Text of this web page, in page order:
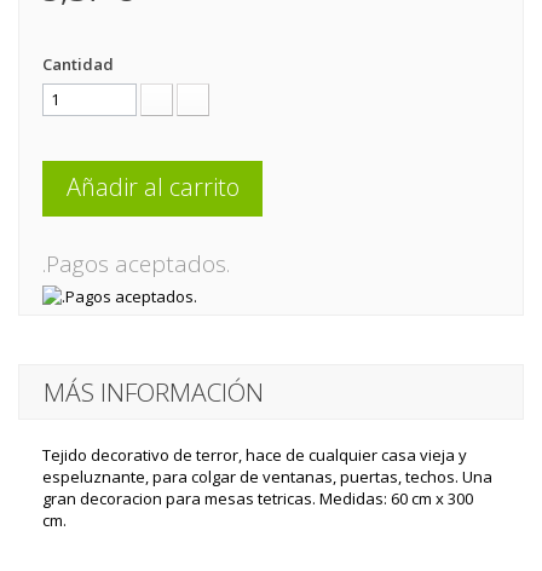
Cantidad
Añadir al carrito
.Pagos aceptados.
MÁS INFORMACIÓN
Tejido decorativo de terror, hace de cualquier casa vieja y
espeluznante, para colgar de ventanas, puertas, techos. Una
gran decoracion para mesas tetricas. Medidas: 60 cm x 300
cm.